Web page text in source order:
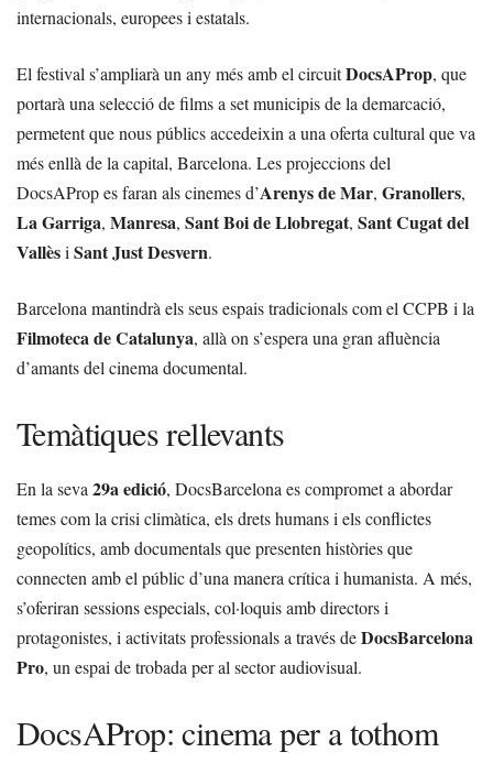
internacionals, europees i estatals.
El festival s’ampliarà un any més amb el circuitDocsAProp, que
portarà una selecció de films a set municipis de la demarcació,
permetent que nous públics accedeixin a una oferta cultural que va
més enllà de la capital, Barcelona. Les projeccions del
DocsAProp es faran als cinemes d’Arenys de Mar, Granollers,
La Garriga, Manresa, Sant Boi de Llobregat, Sant Cugat del
Vallèsi Sant Just Desvern.
Barcelona mantindrà els seus espais tradicionals com el CCPB i la
Filmoteca de Catalunya, allà on s’espera una gran afluència
d’amants del cinema documental.
Temàtiques rellevants
En la seva 29a edició, DocsBarcelona es compromet a abordar
temes com la crisi climàtica, els drets humans i els conflictes
geopolítics, amb documentals que presenten històries que
connecten amb el públic d’una manera crítica i humanista. A més,
s’oferiran sessions especials, col·loquis amb directors i
protagonistes, i activitats professionals a través deDocsBarcelona
Pro, un espai de trobada per al sector audiovisual.
DocsAProp: cinema per a tothom